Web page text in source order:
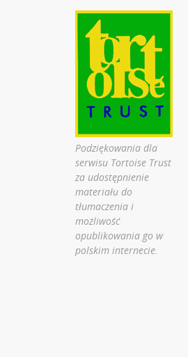
Podziękowania dla
serwisu Tortoise Trust
za udostępnienie
materiału do
tłumaczenia i
możliwość
opublikowania go w
polskim internecie.